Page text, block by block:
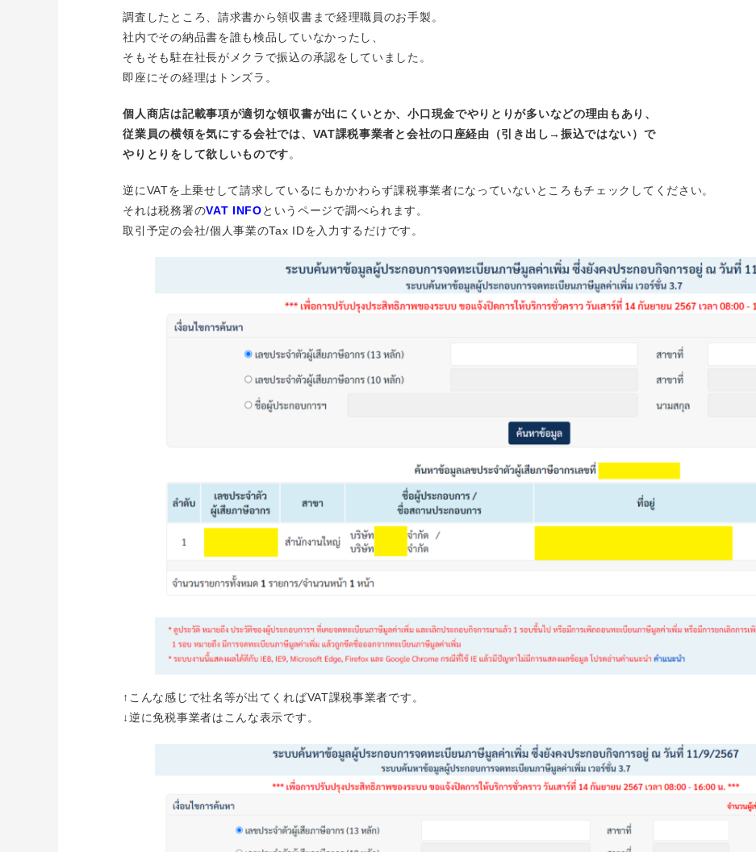
調査したところ、請求書から領収書まで経理職員のお手製。
社内でその納品書を誰も検品していなかったし、
そもそも駐在社長がメクラで振込の承認をしていました。
即座にその経理はトンズラ。
個人商店は記載事項が適切な領収書が出にくいとか、小口現金でやりとりが多いなどの理由もあり、
従業員の横領を気にする会社では、VAT課税事業者と会社の口座経由（引き出し→振込ではない）で
やりとりをして欲しいものです。
逆にVATを上乗せして請求しているにもかかわらず課税事業者になっていないところもチェックしてください。
それは税務署のVAT INFOというページで調べられます。
取引予定の会社/個人事業のTax IDを入力するだけです。
↑こんな感じで社名等が出てくればVAT課税事業者です。
↓逆に免税事業者はこんな表示です。